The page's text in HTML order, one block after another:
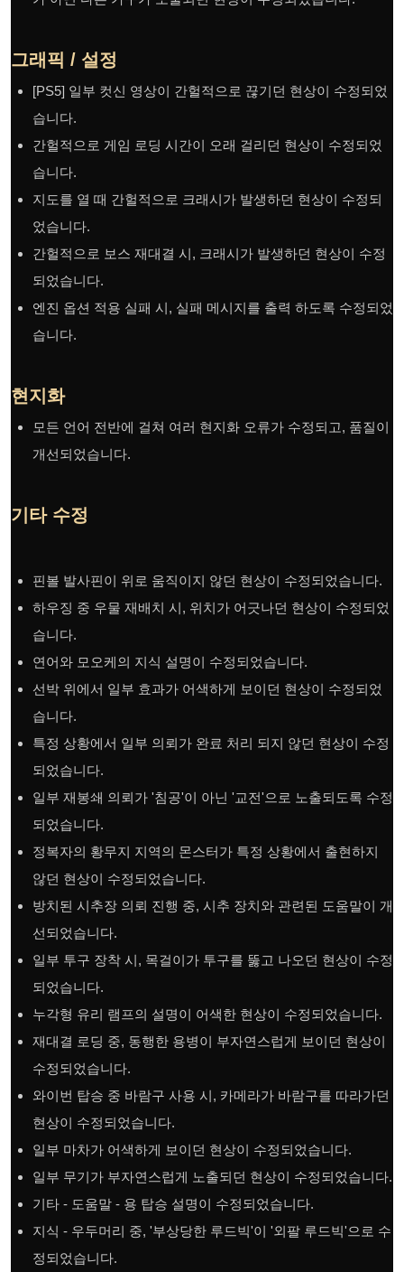
그래픽 / 설정
[PS5] 일부 컷신 영상이 간헐적으로 끊기던 현상이 수정되었
습니다.
간헐적으로 게임 로딩 시간이 오래 걸리던 현상이 수정되었
습니다.
지도를 열 때 간헐적으로 크래시가 발생하던 현상이 수정되
었습니다.
간헐적으로 보스 재대결 시, 크래시가 발생하던 현상이 수정
되었습니다.
엔진 옵션 적용 실패 시, 실패 메시지를 출력 하도록 수정되었
습니다.
현지화
모든 언어 전반에 걸쳐 여러 현지화 오류가 수정되고, 품질이
개선되었습니다.
기타 수정
핀볼 발사핀이 위로 움직이지 않던 현상이 수정되었습니다.
하우징 중 우물 재배치 시, 위치가 어긋나던 현상이 수정되었
습니다.
연어와 모오케의 지식 설명이 수정되었습니다.
선박 위에서 일부 효과가 어색하게 보이던 현상이 수정되었
습니다.
특정 상황에서 일부 의뢰가 완료 처리 되지 않던 현상이 수정
되었습니다.
일부 재봉쇄 의뢰가 '침공'이 아닌 '교전'으로 노출되도록 수정
되었습니다.
정복자의 황무지 지역의 몬스터가 특정 상황에서 출현하지
않던 현상이 수정되었습니다.
방치된 시추장 의뢰 진행 중, 시추 장치와 관련된 도움말이 개
선되었습니다.
일부 투구 장착 시, 목걸이가 투구를 뚫고 나오던 현상이 수정
되었습니다.
누각형 유리 램프의 설명이 어색한 현상이 수정되었습니다.
재대결 로딩 중, 동행한 용병이 부자연스럽게 보이던 현상이
수정되었습니다.
와이번 탑승 중 바람구 사용 시, 카메라가 바람구를 따라가던
현상이 수정되었습니다.
일부 마차가 어색하게 보이던 현상이 수정되었습니다.
일부 무기가 부자연스럽게 노출되던 현상이 수정되었습니다.
기타 - 도움말 - 용 탑승 설명이 수정되었습니다.
지식 - 우두머리 중, '부상당한 루드빅'이 '외팔 루드빅'으로 수
정되었습니다.